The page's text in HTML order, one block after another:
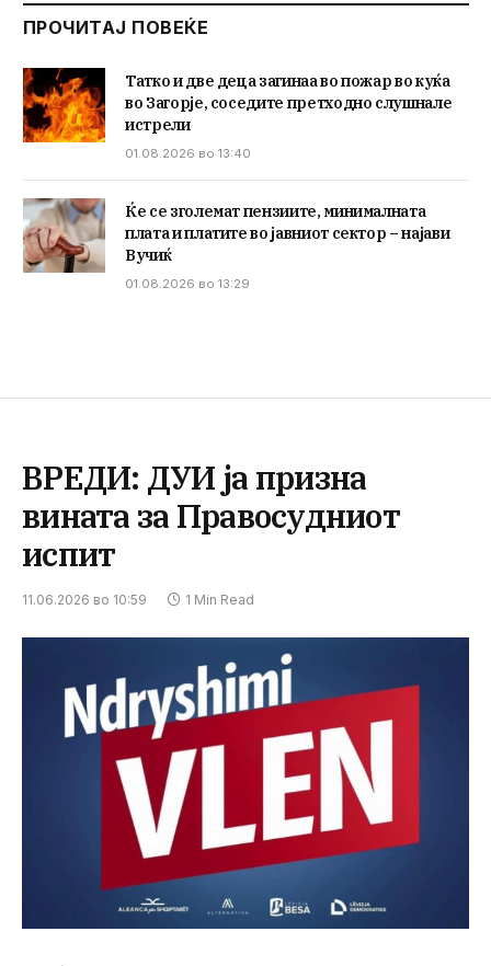
ПРОЧИТАЈ ПОВЕЌЕ
Татко и две деца загинаа во пожар во куќа
во Загорје, соседите претходно слушнале
истрели
01.08.2026 во 13:40
Ќе се зголемат пензиите, минималната
плата и платите во јавниот сектор – најави
Вучиќ
01.08.2026 во 13:29
ВРЕДИ: ДУИ ја призна
вината за Правосудниот
испит
11.06.2026 во 10:59 1 Min Read